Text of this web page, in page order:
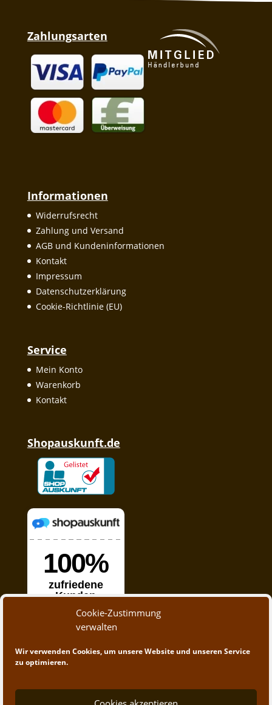
Cookie-Zustimmung
verwalten
Wir verwenden Cookies, um unsere Website und unseren Service
zu optimieren.
Zahlungsarten
Informationen
Widerrufsrecht
Zahlung und Versand
AGB und Kundeninformationen
Kontakt
Impressum
Datenschutzerklärung
Cookie-Richtlinie (EU)
Service
Mein Konto
Warenkorb
Kontakt
Shopauskunft.de